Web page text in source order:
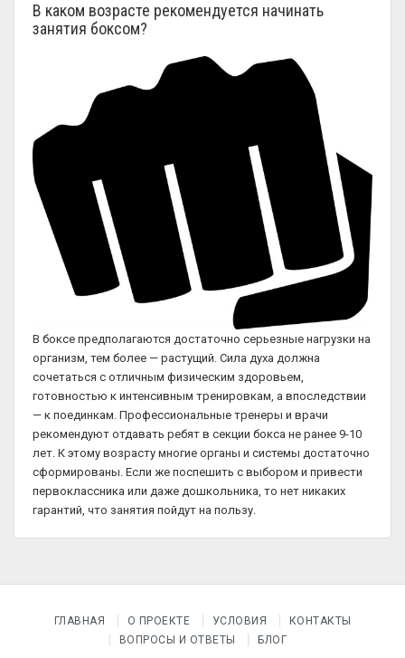
В каком возрасте рекомендуется начинать
занятия боксом?
В боксе предполагаются достаточно серьезные нагрузки на
организм, тем более — растущий. Сила духа должна
сочетаться с отличным физическим здоровьем,
готовностью к интенсивным тренировкам, а впоследствии
— к поединкам. Профессиональные тренеры и врачи
рекомендуют отдавать ребят в секции бокса не ранее 9-10
лет. К этому возрасту многие органы и системы достаточно
сформированы. Если же поспешить с выбором и привести
первоклассника или даже дошкольника, то нет никаких
гарантий, что занятия пойдут на пользу.
ГЛАВНАЯ О ПРОЕКТЕ УСЛОВИЯ
КОНТАКТЫ
ВОПРОСЫ И ОТВЕТЫ
БЛОГ